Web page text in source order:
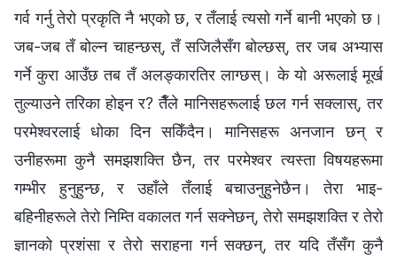
गर्व गर्नु तेरो प्रकृति नै भएको छ, र तँलाई त्यसो गर्ने बानी भएको छ।
जब-जब तँ बोल्न चाहन्छस्, तँ सजिलैसँग बोल्छस्, तर जब अभ्यास
गर्ने कुरा आउँछ तब तँ अलङ्कारतिर लाग्छस्। के यो अरूलाई मूर्ख
तुल्याउने तरिका होइन र? तैँले मानिसहरूलाई छल गर्न सक्लास्, तर
परमेश्‍वरलाई धोका दिन सकिँदैन। मानिसहरू अनजान छन् र
उनीहरूमा कुनै समझशक्ति छैन, तर परमेश्‍वर त्यस्ता विषयहरूमा
गम्भीर हुनुहुन्छ, र उहाँले तँलाई बचाउनुहुनेछैन। तेरा भाइ-
बहिनीहरूले तेरो निम्ति वकालत गर्न सक्नेछन्, तेरो समझशक्ति र तेरो
ज्ञानको प्रशंसा र तेरो सराहना गर्न सक्छन्, तर यदि तँसँग कुनै